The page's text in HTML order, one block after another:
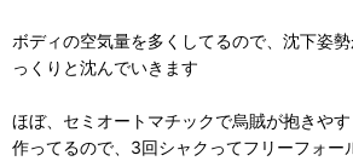
ボディの空気量を多くしてるので、沈下姿
っくりと沈んでいきます
ほぼ、セミオートマチックで烏賊が抱きや
作ってるので、3回シャクってフリーフォー